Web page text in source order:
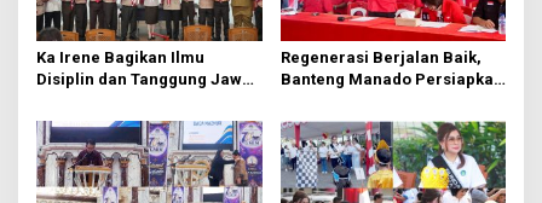
Ka Irene Bagikan Ilmu
Disiplin dan Tanggung Jawab
Manado
Regenerasi Berjalan Baik,
Banteng Manado Persiapkan
Rumput